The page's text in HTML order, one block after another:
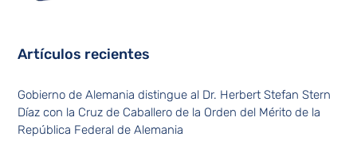
Artículos recientes
Gobierno de Alemania distingue al Dr. Herbert Stefan Stern
Díaz con la Cruz de Caballero de la Orden del Mérito de la
República Federal de Alemania